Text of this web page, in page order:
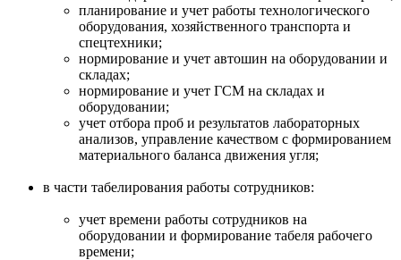
планирование и учет работы технологического
оборудования, хозяйственного транспорта и
спецтехники;
нормирование и учет автошин на оборудовании и
складах;
нормирование и учет ГСМ на складах и
оборудовании;
учет отбора проб и результатов лабораторных
анализов, управление качеством с формированием
материального баланса движения угля;
в части табелирования работы сотрудников:
учет времени работы сотрудников на
оборудовании и формирование табеля рабочего
времени;